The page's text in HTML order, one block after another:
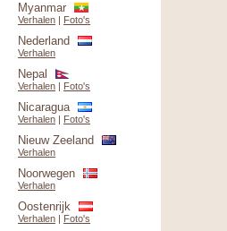
Myanmar
Verhalen | Foto's
Nederland
Verhalen
Nepal
Verhalen | Foto's
Nicaragua
Verhalen | Foto's
Nieuw Zeeland
Verhalen
Noorwegen
Verhalen
Oostenrijk
Verhalen | Foto's